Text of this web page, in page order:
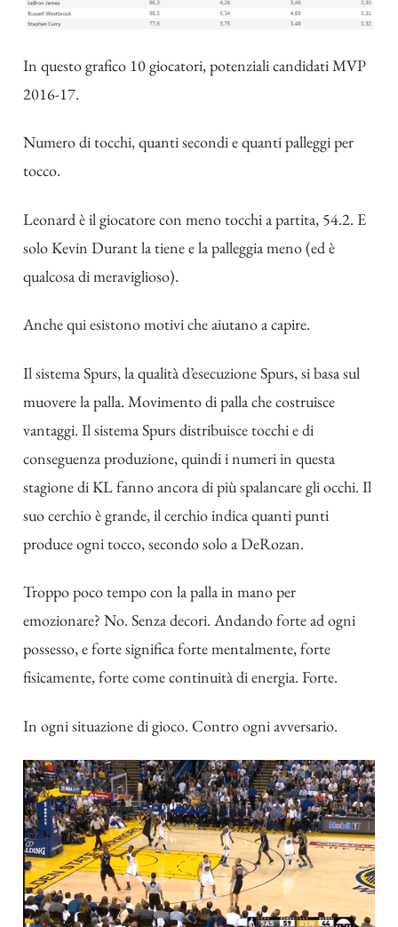
In questo grafico 10 giocatori, potenziali candidati MVP
2016-17.
Numero di tocchi, quanti secondi e quanti palleggi per
tocco.
Leonard è il giocatore con meno tocchi a partita, 54.2. E
solo Kevin Durant la tiene e la palleggia meno (ed è
qualcosa di meraviglioso).
Anche qui esistono motivi che aiutano a capire.
Il sistema Spurs, la qualità d’esecuzione Spurs, si basa sul
muovere la palla. Movimento di palla che costruisce
vantaggi. Il sistema Spurs distribuisce tocchi e di
conseguenza produzione, quindi i numeri in questa
stagione di KL fanno ancora di più spalancare gli occhi. Il
suo cerchio è grande, il cerchio indica quanti punti
produce ogni tocco, secondo solo a DeRozan.
Troppo poco tempo con la palla in mano per
emozionare? No. Senza decori. Andando forte ad ogni
possesso, e forte significa forte mentalmente, forte
fisicamente, forte come continuità di energia. Forte.
In ogni situazione di gioco. Contro ogni avversario.